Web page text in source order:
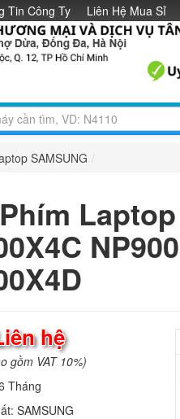
Tin Công Ty Liên Hệ Mua Sỉ
SAMSUNG /
hệ
gồm VAT 10%)
Tháng
SAMSUNG